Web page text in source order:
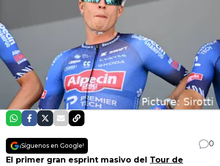
¡Síguenos en Google!
0
El primer gran esprint masivo del Tour de